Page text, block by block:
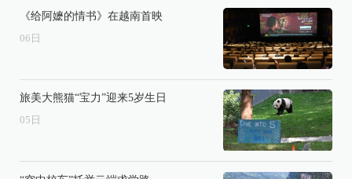
《给阿嬷的情书》在越南首映
06 日
旅美大熊猫“宝力”迎来5岁生日
05 日